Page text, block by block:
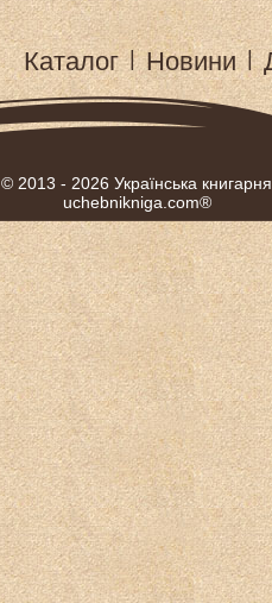
Каталог | Новини |
© 2013 - 2026 Українська книгарня
uchebnikniga.com®